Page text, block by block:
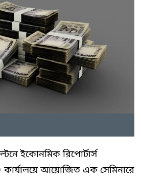
ইকোনমিক রিপোর্টার্স
আয়োজিত এক সেমিনারে